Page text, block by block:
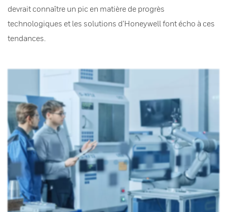
devrait connaître un pic en matière de progrès
technologiques et les solutions d’Honeywell font écho à ces
tendances.